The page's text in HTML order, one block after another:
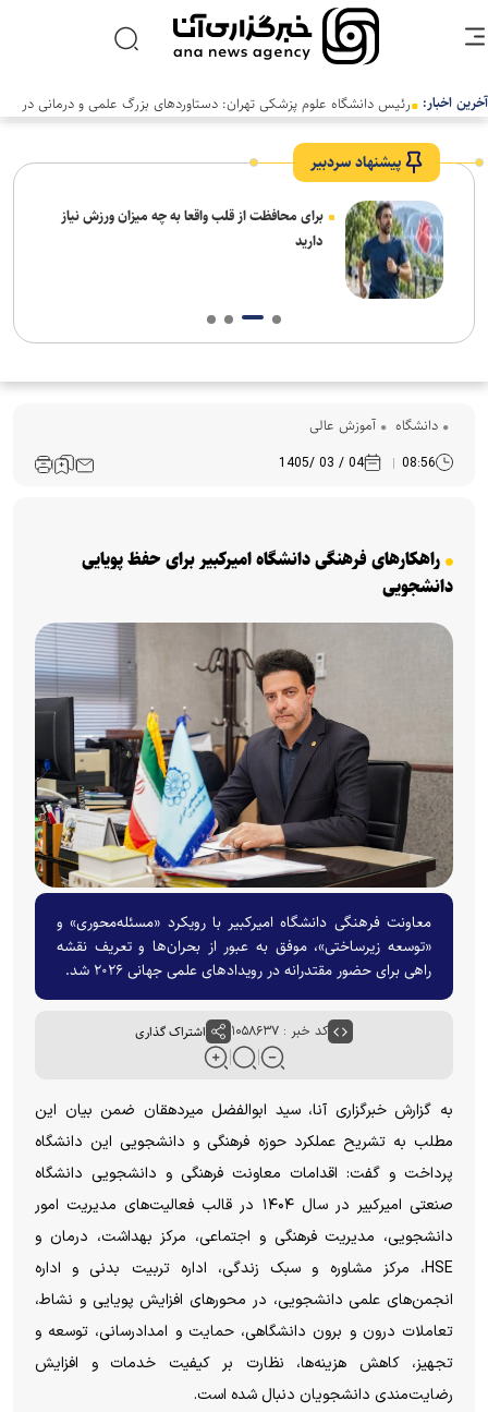
آخرین اخبار: رئیس دانشگاه علوم پزشکی تهران: دستاوردهای بزرگ علمی و درمانی در
پیشنهاد سردبیر
برای محافظت از قلب واقعا به چه میزان ورزش نیاز
دارید
دانشگاه آموزش عالی
08:56
04 / 03 /1405
راهکارهای فرهنگی دانشگاه امیرکبیر برای حفظ پویایی
دانشجویی
معاونت فرهنگی دانشگاه امیرکبیر با رویکرد «مسئله‌محوری» و
«توسعه زیرساختی»، موفق به عبور از بحران‌ها و تعریف نقشه
راهی برای حضور مقتدرانه در رویدادهای علمی جهانی ۲۰۲۶ شد.
کد خبر : ۱۰۵۸۶۳۷ اشتراک گذاری
به گزارش خبرگزاری آنا، سید ابوالفضل میردهقان ضمن بیان این
مطلب به تشریح عملکرد حوزه فرهنگی و دانشجویی این دانشگاه
پرداخت و گفت: اقدامات معاونت فرهنگی و دانشجویی دانشگاه
صنعتی امیرکبیر در سال ۱۴۰۴ در قالب فعالیت‌های مدیریت امور
دانشجویی، مدیریت فرهنگی و اجتماعی، مرکز بهداشت، درمان و
HSE، مرکز مشاوره و سبک زندگی، اداره تربیت بدنی و اداره
انجمن‌های علمی دانشجویی، در محور‌های افزایش پویایی و نشاط،
تعاملات درون و برون دانشگاهی، حمایت و امدادرسانی، توسعه و
تجهیز، کاهش هزینه‌ها، نظارت بر کیفیت خدمات و افزایش
رضایت‌مندی دانشجویان دنبال شده است.